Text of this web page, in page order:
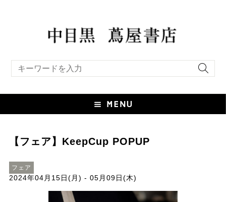
【フェア】KeepCup POPUP
フェア
2024年04月15日(月) - 05月09日(木)